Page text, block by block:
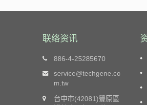
联络资讯
886-4-25285670
service@techgene.co
m.tw
台中市(42081)豐原區
全自动废纸打
绍
TB-0708 Series
is designed for
baler on a small